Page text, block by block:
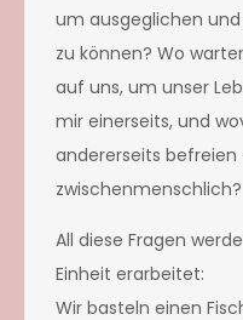
um ausgeglichen
zu können? Wo
auf uns, um unser
mir einerseits, und
andererseits
zwischenmenschlich?
All diese Fragen
Einheit erarbeitet:
Wir basteln einen